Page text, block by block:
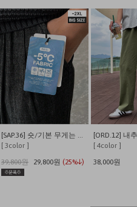
[SAP.36] 숏/기본 무게는 덜어내고 시원함만 남긴 쿨링 밴딩 데님
[ 3color ]
39,800원
29,800원 (25%↓)
[ 4color ]
38,000원